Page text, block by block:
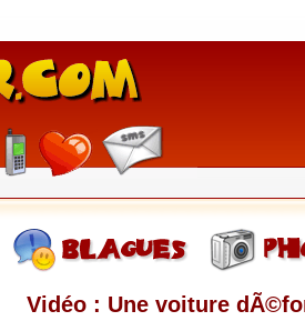
Vidéo : Une voiture